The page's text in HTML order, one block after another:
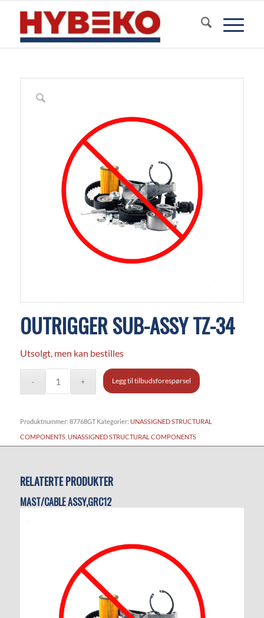
OUTRIGGER SUB-ASSY TZ-34
Utsolgt, men kan bestilles
Legg til tilbudsforespørsel
Produktnummer: 87768GT Kategorier: UNASSIGNED STRUCTURAL
COMPONENTS, UNASSIGNED STRUCTURAL COMPONENTS
RELATERTE PRODUKTER
MAST/CABLE ASSY,GRC12